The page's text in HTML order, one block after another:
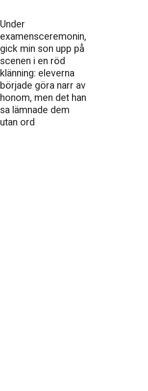
Under
examensceremonin,
gick min son upp på
scenen i en röd
klänning: eleverna
började göra narr av
honom, men det han
sa lämnade dem
utan ord